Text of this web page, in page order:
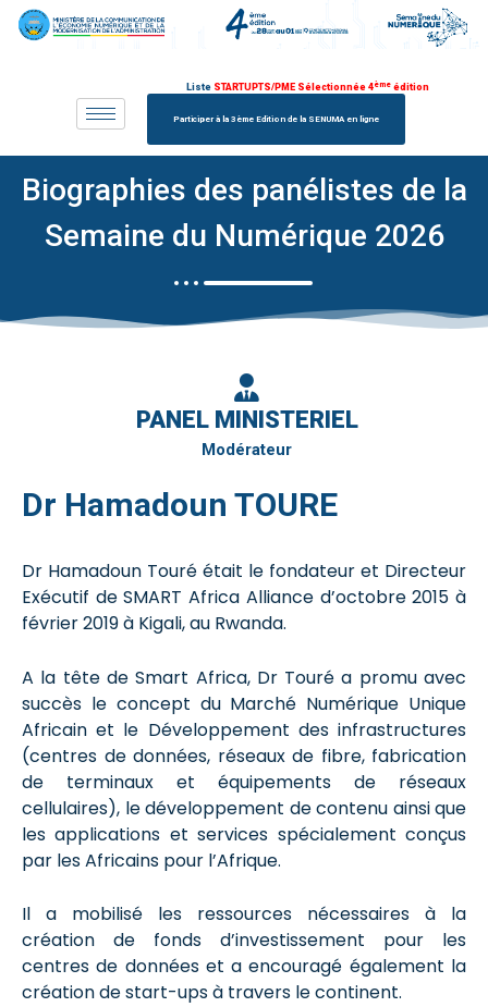
Aller
Liste STARTUPTS/PME Sélectionnée 4èmeédition
Participer à la 3ème Edition de la SENUMA en ligne
Biographies des panélistes de la
Semaine du Numérique 2026
PANEL MINISTERIEL
Modérateur
Dr Hamadoun TOURE
Dr Hamadoun Touré était le fondateur et Directeur
Exécutif de SMART Africa Alliance d’octobre 2015 à
février 2019 à Kigali, au Rwanda.
A la tête de Smart Africa, Dr Touré a promu avec
succès le concept du Marché Numérique Unique
Africain et le Développement des infrastructures
(centres de données, réseaux de fibre, fabrication
de terminaux et équipements de réseaux
cellulaires), le développement de contenu ainsi que
les applications et services spécialement conçus
par les Africains pour l’Afrique.
Il a mobilisé les ressources nécessaires à la
création de fonds d’investissement pour les
centres de données et a encouragé également la
création de start-ups à travers le continent.